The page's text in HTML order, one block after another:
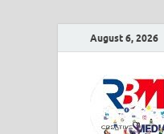
August 6, 2026